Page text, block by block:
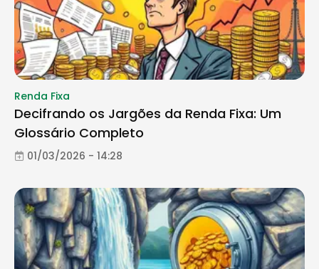
Renda Fixa
Decifrando os Jargões da Renda Fixa: Um
Glossário Completo
01/03/2026 - 14:28